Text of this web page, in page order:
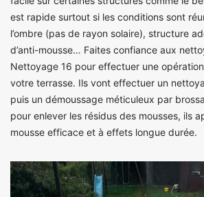
est rapide surtout si les conditions sont
l’ombre (pas de rayon solaire), structure
d’anti-mousse… Faites confiance aux
Nettoyage 16 pour effectuer une
votre terrasse. Ils vont effectuer un
puis un démoussage méticuleux par
pour enlever les résidus des mousses, ils
mousse efficace et à effets longue durée.